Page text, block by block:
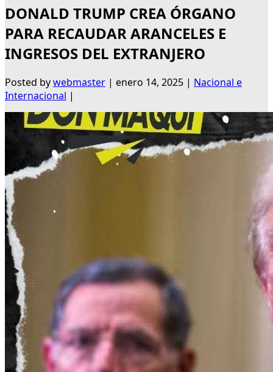
DONALD TRUMP CREA ÓRGANO
PARA RECAUDAR ARANCELES E
INGRESOS DEL EXTRANJERO
Posted bywebmaster | enero 14, 2025 | Nacional e
Internacional |